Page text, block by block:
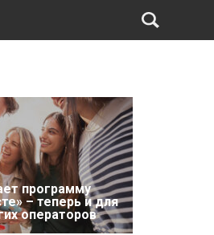
программу
– теперь и для
операторов